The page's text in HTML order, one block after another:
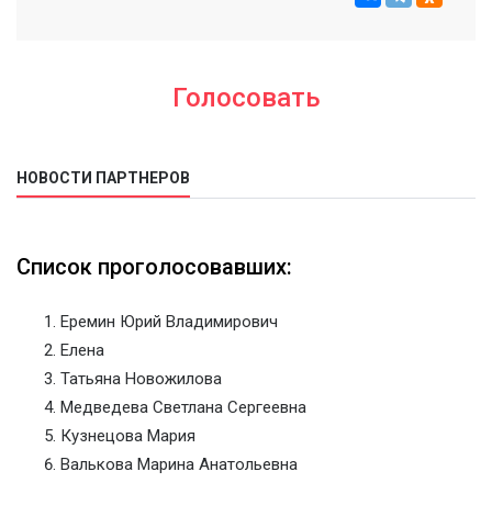
Голосовать
НОВОСТИ ПАРТНЕРОВ
Список проголосовавших:
Еремин Юрий Владимирович
Елена
Татьяна Новожилова
Медведева Светлана Сергеевна
Кузнецова Мария
Валькова Марина Анатольевна